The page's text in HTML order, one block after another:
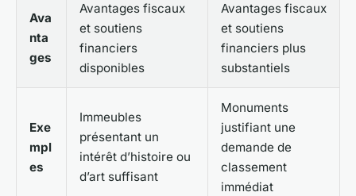
Ava
nta
ges
Avantages fiscaux
et soutiens
financiers
disponibles
Avantages fiscaux
et soutiens
financiers plus
substantiels
Exe
mpl
es
Immeubles
présentant un
intérêt d’histoire ou
d’art suffisant
Monuments
justifiant une
demande de
classement
immédiat